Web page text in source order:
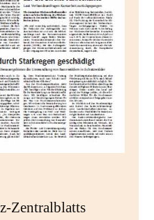
Zentralblatts